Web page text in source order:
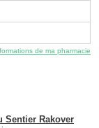
de ma pharmacie
Sentier Rakover